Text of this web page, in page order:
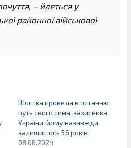
– йдеться у
районної військової
Шостка провела в останню
путь свого сина, захисника
України, йому назавжди
залишишось 56 років
08.08.2024